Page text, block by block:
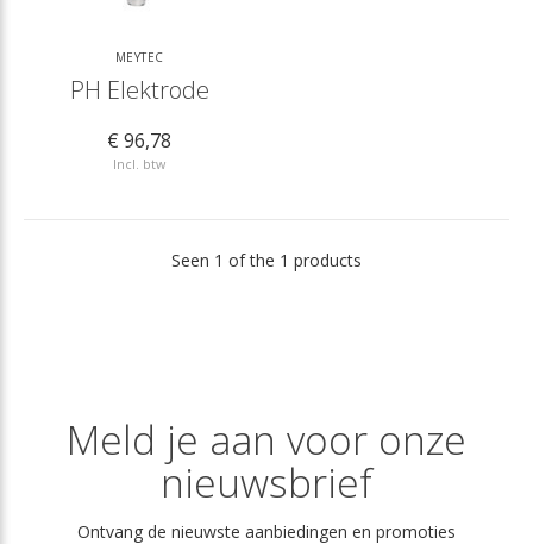
MEYTEC
PH Elektrode
€ 96,78
Incl. btw
Seen 1 of the 1 products
Meld je aan voor onze
nieuwsbrief
Ontvang de nieuwste aanbiedingen en promoties